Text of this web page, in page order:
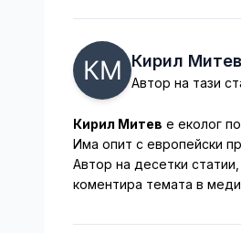
Кирил Митев
Автор на тази
Кирил Митев е еколог
Има опит с европейски
Автор на десетки
коментира темата в